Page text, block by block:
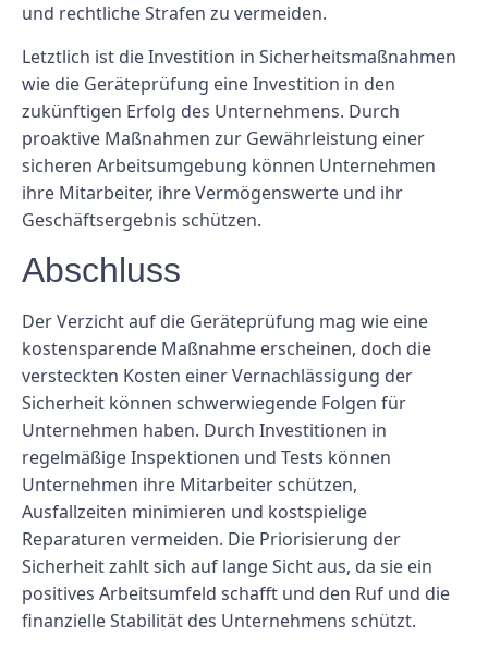
und rechtliche Strafen zu vermeiden.
Letztlich ist die Investition in Sicherheitsmaßnahmen
wie die Geräteprüfung eine Investition in den
zukünftigen Erfolg des Unternehmens. Durch
proaktive Maßnahmen zur Gewährleistung einer
sicheren Arbeitsumgebung können Unternehmen
ihre Mitarbeiter, ihre Vermögenswerte und ihr
Geschäftsergebnis schützen.
Abschluss
Der Verzicht auf die Geräteprüfung mag wie eine
kostensparende Maßnahme erscheinen, doch die
versteckten Kosten einer Vernachlässigung der
Sicherheit können schwerwiegende Folgen für
Unternehmen haben. Durch Investitionen in
regelmäßige Inspektionen und Tests können
Unternehmen ihre Mitarbeiter schützen,
Ausfallzeiten minimieren und kostspielige
Reparaturen vermeiden. Die Priorisierung der
Sicherheit zahlt sich auf lange Sicht aus, da sie ein
positives Arbeitsumfeld schafft und den Ruf und die
finanzielle Stabilität des Unternehmens schützt.